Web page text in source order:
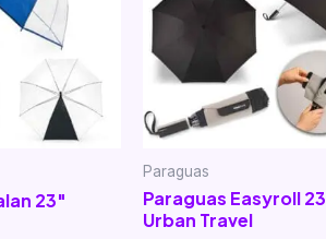
23″
Paraguas
Paraguas Easyroll
Urban Travel